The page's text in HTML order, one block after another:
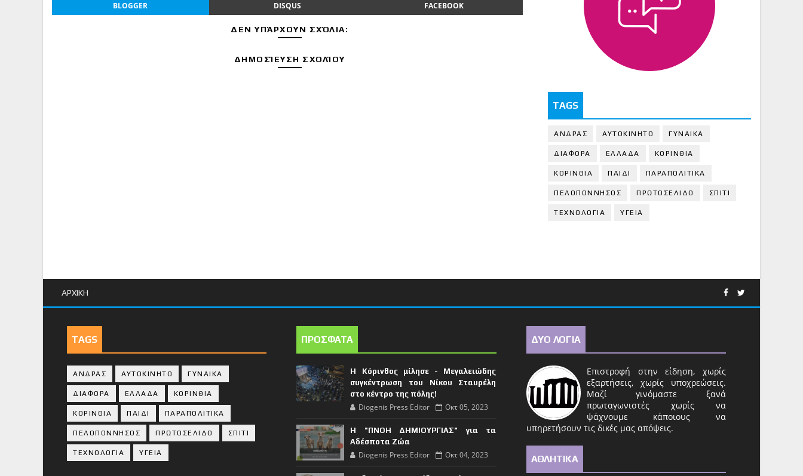
BLOGGER DISQUS FACEBOOK
ΔΕΝ ΥΠΆΡΧΟΥΝ ΣΧΌΛΙΑ:
ΔΗΜΟΣΊΕΥΣΗ ΣΧΟΛΊΟΥ
TAGS
ΑΝΔΡΑΣ ΑΥΤΟΚΙΝΗΤΟ ΓΥΝΑΙΚΑ
ΔΙΑΦΟΡΑ ΕΛΛΑΔΑ ΚΟΡΙΝΘΙΑ
ΚΟΡΙΝΘΙA ΠΑΙΔΙ ΠΑΡΑΠΟΛΙΤΙΚΑ
ΠΕΛΟΠΟΝΝΗΣΟΣ ΠΡΩΤΟΣΕΛΙΔΟ ΣΠΙΤΙ
ΤΕΧΝΟΛΟΓΙΑ ΥΓΕΙΑ
ΑΡΧΙΚΗ
TAGS
ΑΝΔΡΑΣ ΑΥΤΟΚΙΝΗΤΟ ΓΥΝΑΙΚΑ
ΔΙΑΦΟΡΑ ΕΛΛΑΔΑ ΚΟΡΙΝΘΙΑ
ΚΟΡΙΝΘΙA ΠΑΙΔΙ ΠΑΡΑΠΟΛΙΤΙΚΑ
ΠΕΛΟΠΟΝΝΗΣΟΣ ΠΡΩΤΟΣΕΛΙΔΟ ΣΠΙΤΙ
ΤΕΧΝΟΛΟΓΙΑ ΥΓΕΙΑ
ΠΡΟΣΦΑΤΑ
Η Κόρινθος μίλησε - Μεγαλειώδης
συγκέντρωση του Νίκου Σταυρέλη
στο κέντρο της πόλης!
Diogenis Press Editor Οκτ 05, 2023
Η "ΠΝΟΗ ΔΗΜΙΟΥΡΓΙΑΣ" για τα
Αδέσποτα Ζώα
Diogenis Press Editor Οκτ 04, 2023
ΔΥΟ ΛΟΓΙΑ
Επιστροφή στην είδηση, χωρίς
εξαρτήσεις, χωρίς υποχρεώσεις.
Μαζί γινόμαστε ξανά
πρωταγωνιστές χωρίς να
ψάχνουμε κάποιους να
υπηρετήσουν τις δικές μας απόψεις.
ΑΘΛΗΤΙΚΑ